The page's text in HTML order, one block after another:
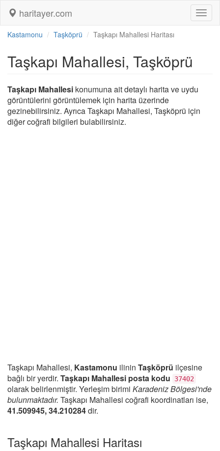
haritayer.com
Kastamonu Taşköprü Taşkapı Mahallesi Haritası
Taşkapı Mahallesi, Taşköprü
Taşkapı Mahallesi konumuna ait detaylı harita ve uydu
görüntülerini görüntülemek için harita üzerinde
gezinebilirsiniz. Ayrıca Taşkapı Mahallesi, Taşköprü için
diğer coğrafi bilgileri bulabilirsiniz.
Taşkapı Mahallesi, Kastamonu ilinin Taşköprü ilçesine
bağlı bir yerdir. Taşkapı Mahallesi posta kodu 37402
olarak belirlenmiştir. Yerleşim birimi Karadeniz Bölgesi'nde
bulunmaktadır. Taşkapı Mahallesi coğrafi koordinatları ise,
41.509945, 34.210284dir.
Taşkapı Mahallesi Haritası